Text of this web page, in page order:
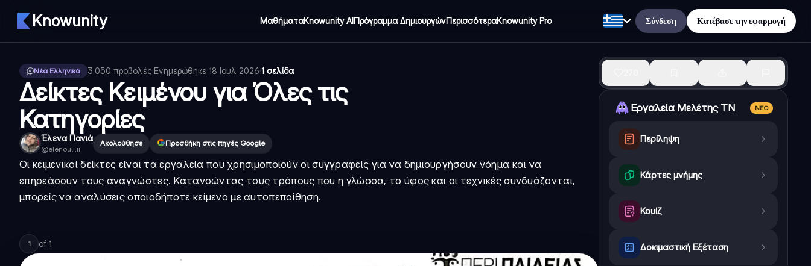
Knowunity ΜαθήματαKnowunity AIΠρόγραμμα ΔημιουργώνΠερισσότεραKnowunity Pro Σύνδεση Κατέβασε την εφαρμογή
Νέα Ελληνικά 3.050 προβολές·Ενημερώθηκε 18 Ιουλ 2026·1 σελίδα
Δείκτες Κειμένου για Όλες τις
Κατηγορίες
Έλενα Πανιά
@elenouli.ii
Ακολούθησε Προσθήκη στις πηγές Google
Οι κειμενικοί δείκτες είναι τα εργαλεία που χρησιμοποιούν οι συγγραφείς για να δημιουργήσουν νόημα και να
επηρεάσουν τους αναγνώστες. Κατανοώντας τους τρόπους που η γλώσσα, το ύφος και οι τεχνικές συνδυάζονται,
μπορείς να αναλύσεις οποιοδήποτε κείμενο με αυτοπεποίθηση.
1 of 1
Εργαλεία Μελέτης ΤΝ ΝΈΟ
Περίληψη
Κάρτες μνήμης
Κουίζ
Δοκιμαστική Εξέταση